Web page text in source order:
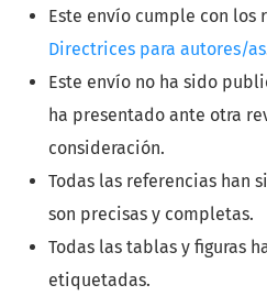
Este envío cumple con los
Directrices para autores/as
Este envío no ha sido
ha presentado ante otra
consideración.
Todas las referencias han
son precisas y completas.
Todas las tablas y figuras
etiquetadas.